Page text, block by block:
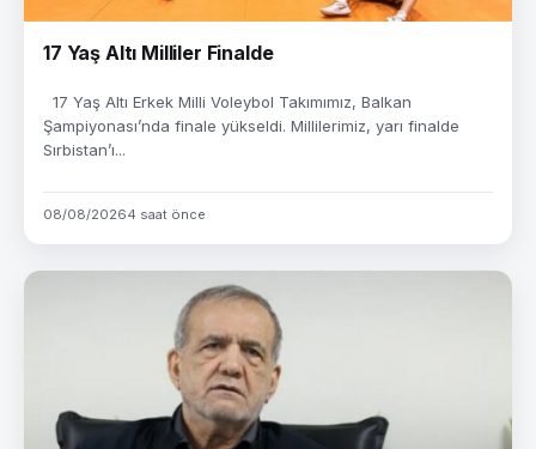
17 Yaş Altı Milliler Finalde
17 Yaş Altı Erkek Milli Voleybol Takımımız, Balkan
Şampiyonası’nda finale yükseldi. Millilerimiz, yarı finalde
Sırbistan’ı...
08/08/20264 saat önce